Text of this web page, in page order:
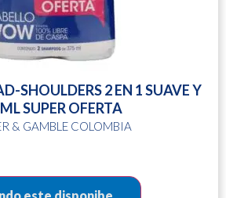
SHOULDERS 2 EN 1 SUAVE Y
SUPER OFERTA
& GAMBLE COLOMBIA